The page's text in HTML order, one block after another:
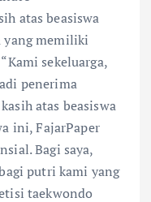
atas beasiswa
yang memiliki
sekeluarga,
penerima
atas beasiswa
ini, FajarPaper
Bagi saya,
putri kami yang
taekwondo